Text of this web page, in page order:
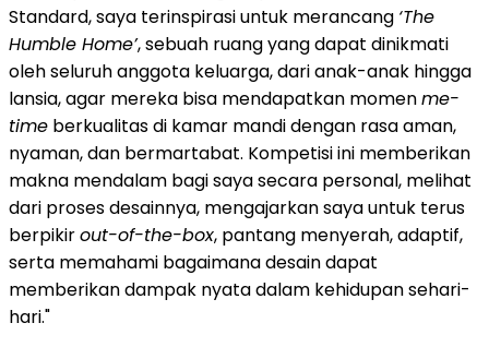
Standard, saya terinspirasi untuk merancang ‘The
Humble Home’, sebuah ruang yang dapat dinikmati
oleh seluruh anggota keluarga, dari anak-anak hingga
lansia, agar mereka bisa mendapatkan momenme-
time berkualitas di kamar mandi dengan rasa aman,
nyaman, dan bermartabat. Kompetisi ini memberikan
makna mendalam bagi saya secara personal, melihat
dari proses desainnya, mengajarkan saya untuk terus
berpikirout-of-the-box, pantang menyerah, adaptif,
serta memahami bagaimana desain dapat
memberikan dampak nyata dalam kehidupan sehari-
hari."